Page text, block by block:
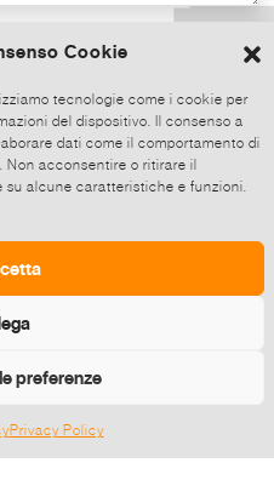
Cookie
tecnologie come i cookie per
del dispositivo. Il consenso a
dati come il comportamento di
acconsentire o ritirare il
alcune caratteristiche e funzioni.
preferenze
Privacy Policy
the text
and then
at a time to share